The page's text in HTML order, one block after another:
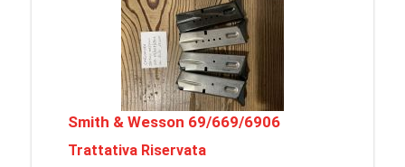
Smith & Wesson 69/669/6906
Trattativa Riservata